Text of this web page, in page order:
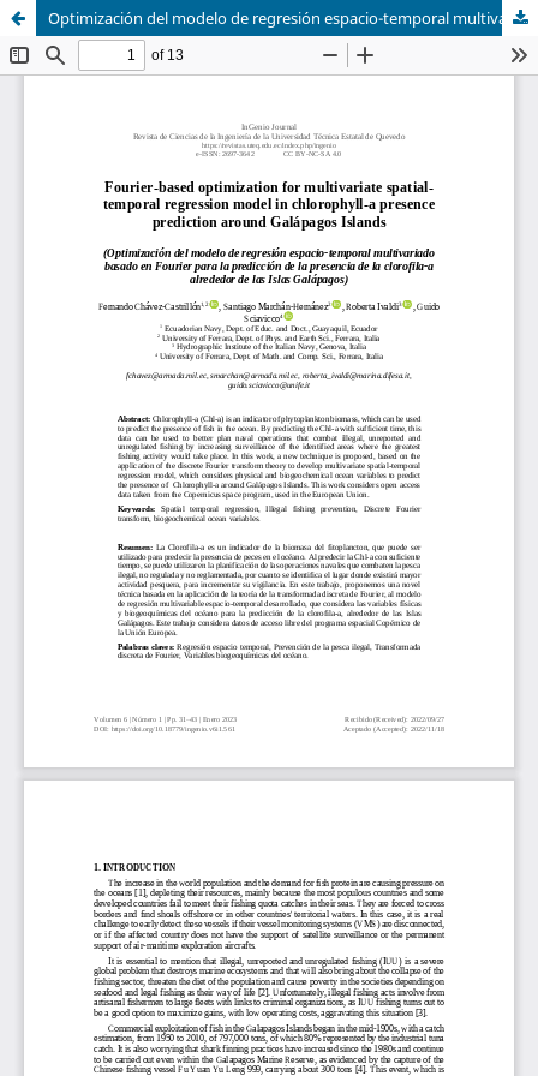
Optimización del modelo de regresión espacio-temporal multivariado basado en Fourier para la predicción de la presencia de la clorofila-a alrededor de las Islas Galápagos